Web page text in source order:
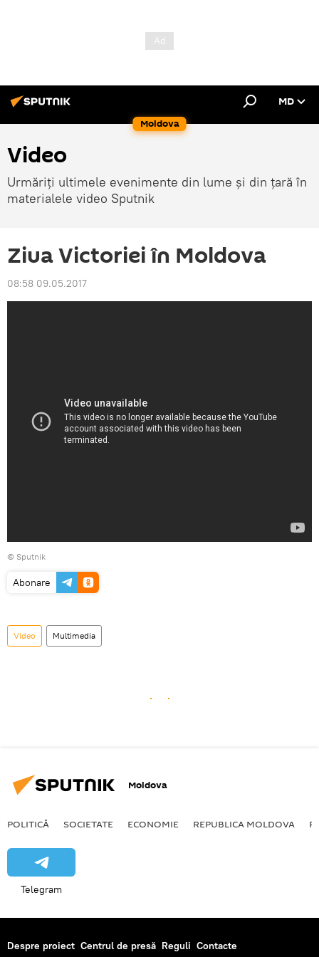
Moldova
MD
Video
Urmăriți ultimele evenimente din lume și din țară în
materialele video Sputnik
Ziua Victoriei în Moldova
08:58 09.05.2017
© Sputnik
Abonare
Video Multimedia
Moldova
POLITICĂ SOCIETATE ECONOMIE REPUBLICA MOLDOVA
Telegram
Despre proiect Centrul de presă Reguli Contacte